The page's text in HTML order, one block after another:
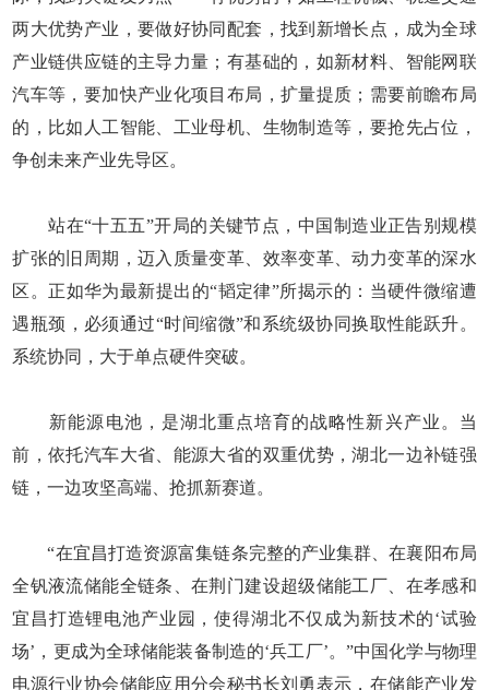
两大优势产业，要做好协同配套，找到新增长点，成为全球
产业链供应链的主导力量；有基础的，如新材料、智能网联
汽车等，要加快产业化项目布局，扩量提质；需要前瞻布局
的，比如人工智能、工业母机、生物制造等，要抢先占位，
争创未来产业先导区。
站在“十五五”开局的关键节点，中国制造业正告别规模
扩张的旧周期，迈入质量变革、效率变革、动力变革的深水
区。正如华为最新提出的“韬定律”所揭示的：当硬件微缩遭
遇瓶颈，必须通过“时间缩微”和系统级协同换取性能跃升。
系统协同，大于单点硬件突破。
新能源电池，是湖北重点培育的战略性新兴产业。当
前，依托汽车大省、能源大省的双重优势，湖北一边补链强
链，一边攻坚高端、抢抓新赛道。
“在宜昌打造资源富集链条完整的产业集群、在襄阳布局
全钒液流储能全链条、在荆门建设超级储能工厂、在孝感和
宜昌打造锂电池产业园，使得湖北不仅成为新技术的‘试验
场’，更成为全球储能装备制造的‘兵工厂’。”中国化学与物理
电源行业协会储能应用分会秘书长刘勇表示，在储能产业发